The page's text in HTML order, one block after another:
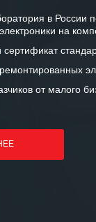
и доверительные
отношения и
«Инженерной
лет успеха и
в России
на
от малого